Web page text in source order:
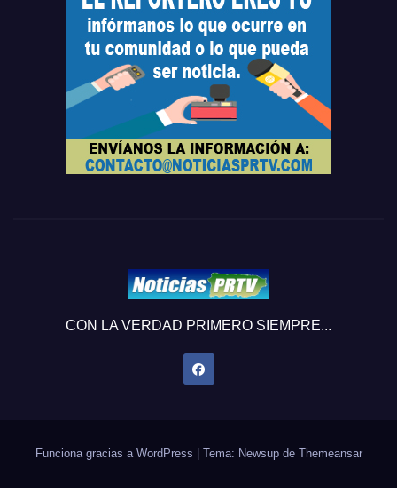
CON LA VERDAD PRIMERO SIEMPRE...
Funciona gracias a WordPress Tema: Newsup de Themeansar